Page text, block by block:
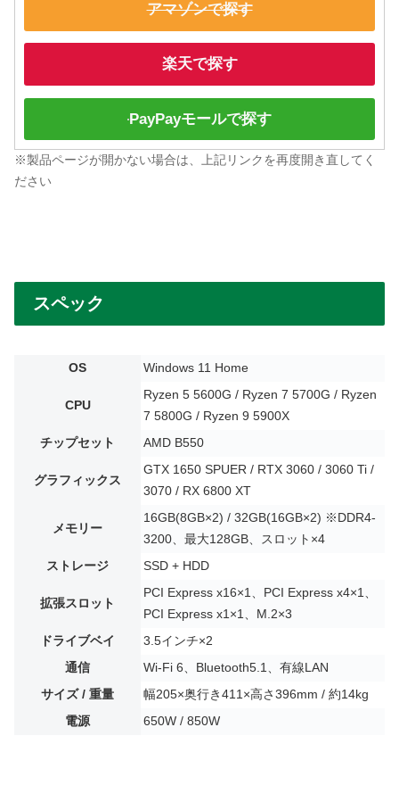
アマゾンで探す
楽天で探す
PayPayモールで探す
※製品ページが開かない場合は、上記リンクを再度開き直してく
ださい
スペック
OS Windows 11 Home
CPU
Ryzen 5 5600G / Ryzen 7 5700G / Ryzen
7 5800G / Ryzen 9 5900X
チップセット
AMD B550
グラフィックス
GTX 1650 SPUER / RTX 3060 / 3060 Ti /
3070 / RX 6800 XT
メモリー
16GB(8GB×2) / 32GB(16GB×2) ※DDR4-
3200、最大128GB、スロット×4
ストレージ
SSD + HDD
拡張スロット
PCI Express x16×1、PCI Express x4×1、
PCI Express x1×1、M.2×3
ドライブベイ
3.5インチ×2
通信
Wi-Fi 6、Bluetooth5.1、有線LAN
サイズ / 重量
幅205×奥行き411×高さ396mm / 約14kg
電源
650W / 850W